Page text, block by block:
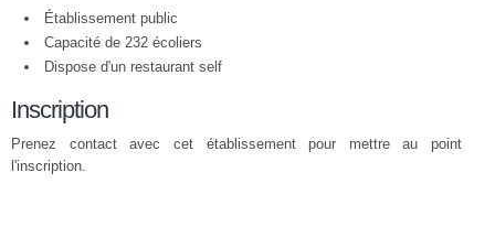
Établissement public
Capacité de 232 écoliers
Dispose d'un restaurant self
Inscription
Prenez contact avec cet établissement pour mettre au point
l'inscription.